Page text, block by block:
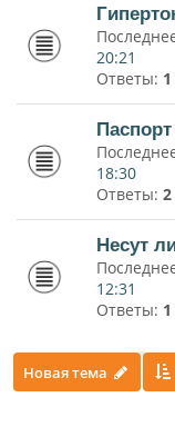
20:21
Ответы: 1
18:30
Ответы: 2
Несут
12:31
Ответы: 1
Новая тема